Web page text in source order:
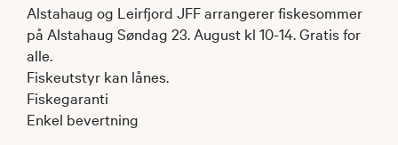
Alstahaug og Leirfjord JFF arrangerer fiskesommer
på Alstahaug Søndag 23. August kl 10-14. Gratis for
alle.
Fiskeutstyr kan lånes.
Fiskegaranti
Enkel bevertning